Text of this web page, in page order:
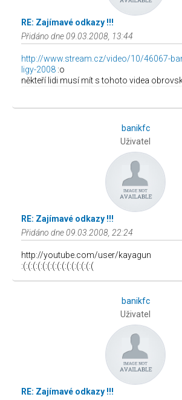
RE: Zajímavé odkazy !!!
Přidáno dne 09.03.2008, 13:44
http://www.stream.cz/video/10/46067-
ligy-2008 :o
někteří lidi musí mít s tohoto videa
banikfc
Uživatel
RE: Zajímavé odkazy !!!
Přidáno dne 09.03.2008, 22:24
http://youtube.com/user/kayagun
:(:(:(:(:(:(:(:(:(:(:(:(:(:(:(
banikfc
Uživatel
RE: Zajímavé odkazy !!!